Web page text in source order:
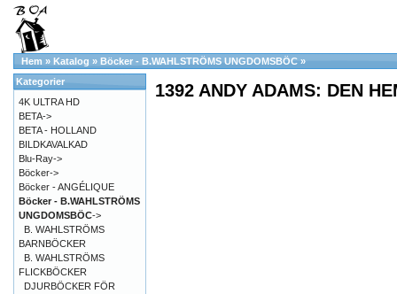
Hem » Katalog » Böcker - B.WAHLSTRÖMS UNGDOMSBÖC »
1392 ANDY ADAMS: DEN
Kategorier
4K ULTRA HD
BETA->
BETA - HOLLAND
BILDKAVALKAD
Blu-Ray->
Böcker->
Böcker - ANGÉLIQUE
Böcker - B.WAHLSTRÖMS
UNGDOMSBÖC->
B. WAHLSTRÖMS
BARNBÖCKER
B. WAHLSTRÖMS
FLICKBÖCKER
DJURBÖCKER FÖR